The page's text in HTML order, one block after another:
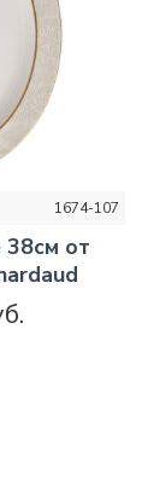
1674-107
от